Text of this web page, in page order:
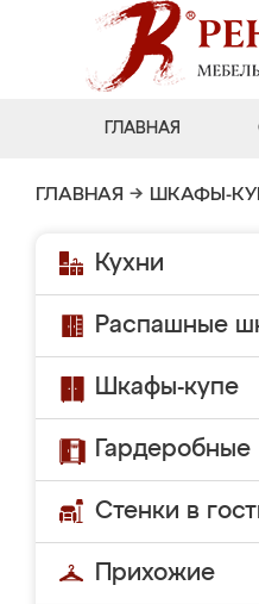
ГЛАВНАЯ
ГЛАВНАЯ → ШКАФЫ-
Кухни
Распашные
Шкафы-купе
Гардеробные
Стенки в
Прихожие